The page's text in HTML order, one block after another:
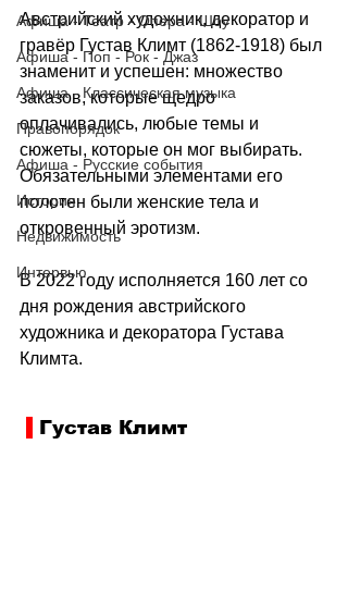
Афиша - Театр - Опера - Шоу
Афиша - Поп - Рок - Джаз
Афиша - Классическая музыка
Правопорядок
Афиша - Русские события
История
Недвижимость
Интервью
Австрийский художник, декоратор и
гравёр Густав Климт (1862-1918) был
знаменит и успешен: множество
заказов, которые щедро
оплачивались, любые темы и
сюжеты, которые он мог выбирать.
Обязательными элементами его
полотен были женские тела и
откровенный эротизм.
В 2022 году исполняется 160 лет со
дня рождения австрийского
художника и декоратора Густава
Климта.
Густав Климт